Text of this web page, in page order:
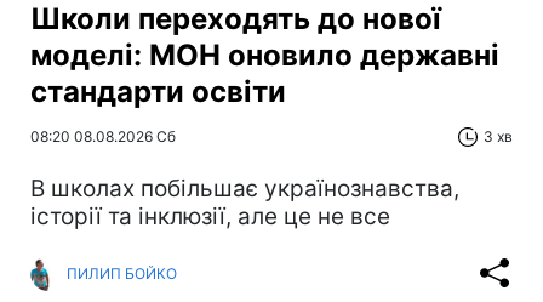
Школи переходять до нової
моделі: МОН оновило державні
стандарти освіти
08:20 08.08.2026 Сб 3 хв
В школах побільшає українознавства,
історії та інклюзії, але це не все
ПИЛИП БОЙКО